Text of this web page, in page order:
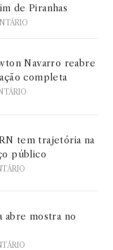
de Piranhas
Navarro reabre
completa
tem trajetória na
público
abre mostra no